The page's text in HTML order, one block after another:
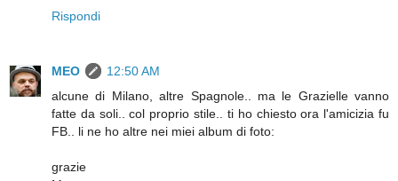
Rispondi
MEO
12:50 AM
alcune di Milano, altre Spagnole.. ma le Grazielle vanno
fatte da soli.. col proprio stile.. ti ho chiesto ora l'amicizia fu
FB.. li ne ho altre nei miei album di foto:
grazie